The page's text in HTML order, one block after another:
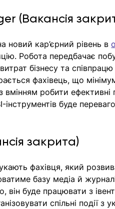
(Вакансія
новий кар’єрний рівень в
Робота передбачає
бізнесу та
фахівець, що
вмінням робити
буде
закрита)
фахівця, який
базу медіа й
він буде працювати з
спільні події з